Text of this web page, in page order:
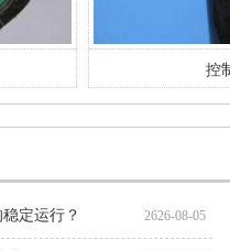
控
定运行？ 2626-08-05